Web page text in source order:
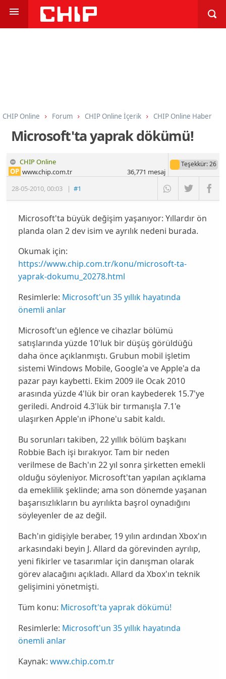
CHIP Online Forum CHIP Online İçerik CHIP Online Haber
Microsoft'ta yaprak dökümü!
CHIP Online
28-05-2010,00:03 |#1
OP www.chip.com.tr
Teşekkür: 26
36,771 mesaj
Microsoft'ta büyük değişim yaşanıyor: Yıllardır ön
planda olan 2 dev isim ve ayrılık nedeni burada.
Okumak için:
https://www.chip.com.tr/konu/microsoft-ta-
yaprak-dokumu_20278.html
Resimlerle: Microsoft'un 35 yıllık hayatında
önemli anlar
Microsoft'un eğlence ve cihazlar bölümü
satışlarında yüzde 10'luk bir düşüş görüldüğü
daha önce açıklanmıştı. Grubun mobil işletim
sistemi Windows Mobile, Google'a ve Apple'a da
pazar payı kaybetti. Ekim 2009 ile Ocak 2010
arasında yüzde 4'lük bir oran kaybederek 15.7'ye
geriledi. Android 4.3'lük bir tırmanışla 7.1'e
ulaşırken Apple'ın iPhone'u sabit kaldı.
Bu sorunları takiben, 22 yıllık bölüm başkanı
Robbie Bach işi bırakıyor. Tam bir neden
verilmese de Bach'ın 22 yıl sonra şirketten emekli
olduğu söyleniyor. Microsoft'tan yapılan açıklama
da emeklilik şeklinde; ama son dönemde yaşanan
başarısızlıkların bu ayrılıkta başrol oynadığını
söyleyenler de az değil.
Bach'ın gidişiyle beraber, 19 yılın ardından Xbox'ın
arkasındaki beyin J. Allard da görevinden ayrılıp,
yeni fikirler ve tasarımlar için danışman olarak
görev alacağını açıkladı. Allard da Xbox'ın teknik
gelişimini yönetmişti.
Tüm konu: Microsoft'ta yaprak dökümü!
Resimlerle: Microsoft'un 35 yıllık hayatında
önemli anlar
Kaynak: www.chip.com.tr